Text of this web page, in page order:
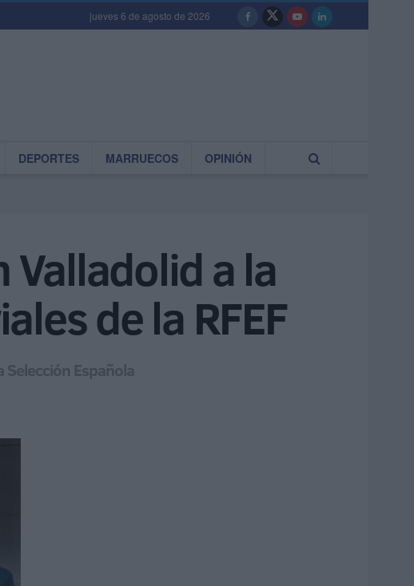
jueves 6 de agosto de 2026
DEPORTES MARRUECOS OPINIÓN
Valladolid a la
de la RFEF
Española